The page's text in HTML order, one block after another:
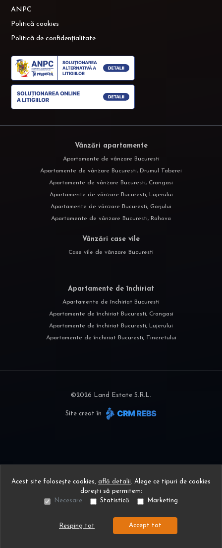
ANPC
Politică cookies
Politică de confidențialitate
Vânzări apartamente
Apartamente de vânzare Bucuresti
Apartamente de vânzare Bucuresti, Drumul Taberei
Apartamente de vânzare Bucuresti, Crangasi
Apartamente de vânzare Bucuresti, Lujerului
Apartamente de vânzare Bucuresti, Gorjului
Apartamente de vânzare Bucuresti, Rahova
Vânzări case vile
Case vile de vânzare Bucuresti
Apartamente de închiriat
Apartamente de închiriat Bucuresti
Apartamente de închiriat Bucuresti, Crangasi
Apartamente de închiriat Bucuresti, Lujerului
Apartamente de închiriat Bucuresti, Tineretului
©2026 Land Estate S.R.L.
Site creat în
Acest site folosește cookies, află detalii. Alege ce tipuri de cookies
dorești să permitem:
Necesare
Statistică Marketing
Resping tot Accept tot